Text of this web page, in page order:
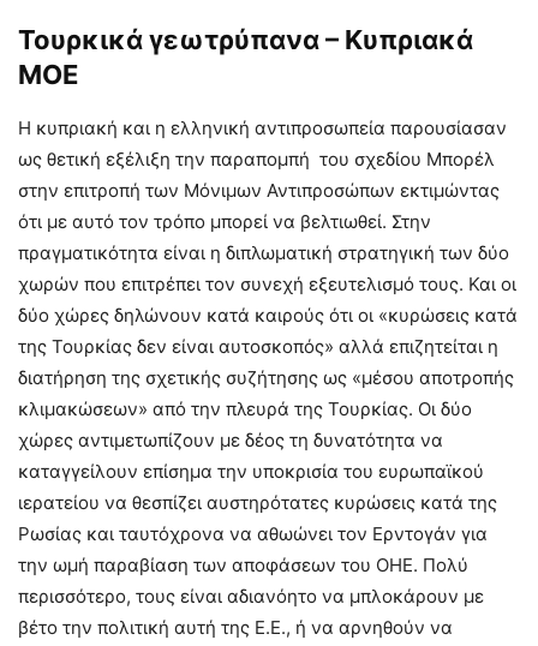
Τουρκικά γεωτρύπανα – Κυπριακά
ΜΟΕ
Η κυπριακή και η ελληνική αντιπροσωπεία παρουσίασαν
ως θετική εξέλιξη την παραπομπή του σχεδίου Μπορέλ
στην επιτροπή των Μόνιμων Αντιπροσώπων εκτιμώντας
ότι με αυτό τον τρόπο μπορεί να βελτιωθεί. Στην
πραγματικότητα είναι η διπλωματική στρατηγική των δύο
χωρών που επιτρέπει τον συνεχή εξευτελισμό τους. Και οι
δύο χώρες δηλώνουν κατά καιρούς ότι οι «κυρώσεις κατά
της Τουρκίας δεν είναι αυτοσκοπός» αλλά επιζητείται η
διατήρηση της σχετικής συζήτησης ως «μέσου αποτροπής
κλιμακώσεων» από την πλευρά της Τουρκίας. Οι δύο
χώρες αντιμετωπίζουν με δέος τη δυνατότητα να
καταγγείλουν επίσημα την υποκρισία του ευρωπαϊκού
ιερατείου να θεσπίζει αυστηρότατες κυρώσεις κατά της
Ρωσίας και ταυτόχρονα να αθωώνει τον Ερντογάν για
την ωμή παραβίαση των αποφάσεων του ΟΗΕ. Πολύ
περισσότερο, τους είναι αδιανόητο να μπλοκάρουν με
βέτο την πολιτική αυτή της Ε.Ε., ή να αρνηθούν να